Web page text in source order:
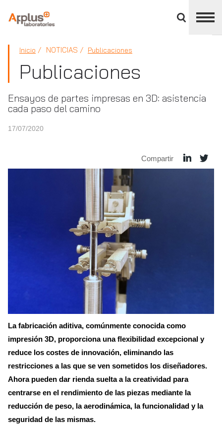
panel
APPLUS+
Inicio NOTICIAS Publicaciones
Publicaciones
Ensayos de partes impresas en 3D: asistencia
cada paso del camino
17/07/2020
Compartir
La fabricación aditiva, comúnmente conocida como
impresión 3D, proporciona una flexibilidad excepcional y
reduce los costes de innovación, eliminando las
restricciones a las que se ven sometidos los diseñadores.
Ahora pueden dar rienda suelta a la creatividad para
centrarse en el rendimiento de las piezas mediante la
reducción de peso, la aerodinámica, la funcionalidad y la
seguridad de las mismas.